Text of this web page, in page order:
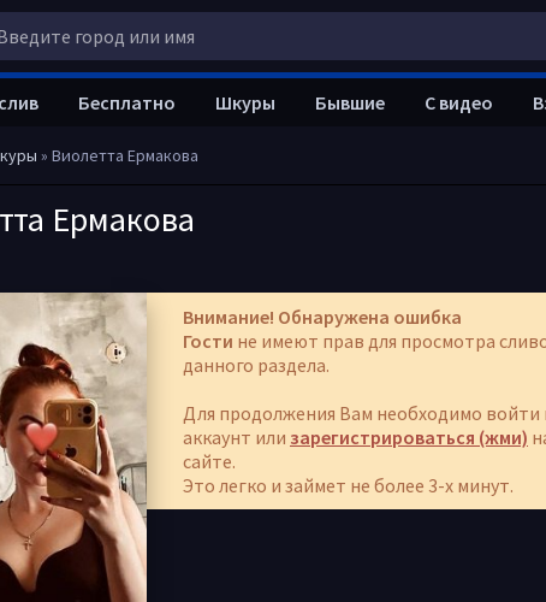
» Виолетта Ермакова
Ермакова
Внимание! Обнаружена ошибка
Гости не имеют прав для просмотра
данного раздела.
Для продолжения Вам необходимо войти
аккаунт или зарегистрироваться (жми)
сайте.
Это легко и займет не более 3-х минут.
Бесплатно Шкуры Бывшие С видео